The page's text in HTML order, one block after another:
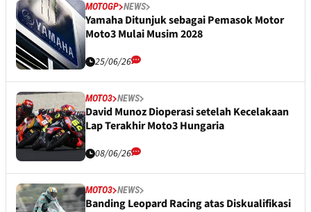
MOTOGP NEWS
Yamaha Ditunjuk sebagai Pemasok Motor
Moto3 Mulai Musim 2028
25/06/26
MOTO3 NEWS
David Munoz Dioperasi setelah Kecelakaan
Lap Terakhir Moto3 Hungaria
08/06/26
MOTO3 NEWS
Banding Leopard Racing atas Diskualifikasi